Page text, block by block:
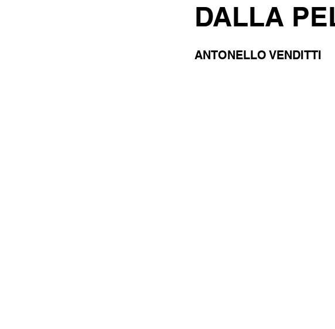
DALLA
ANTONELLO VENDITTI